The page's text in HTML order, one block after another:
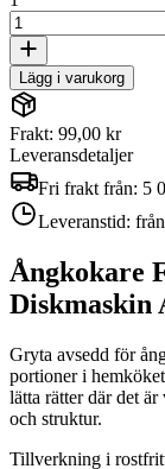
Lägg i varukorg
Frakt: 99,00 kr
Leveransdetaljer
Fri frakt från: 5
Leveranstid:
Ångkokare
Gryta avsedd för
portioner i
lätta rätter där det
och struktur.
Tillverkning i